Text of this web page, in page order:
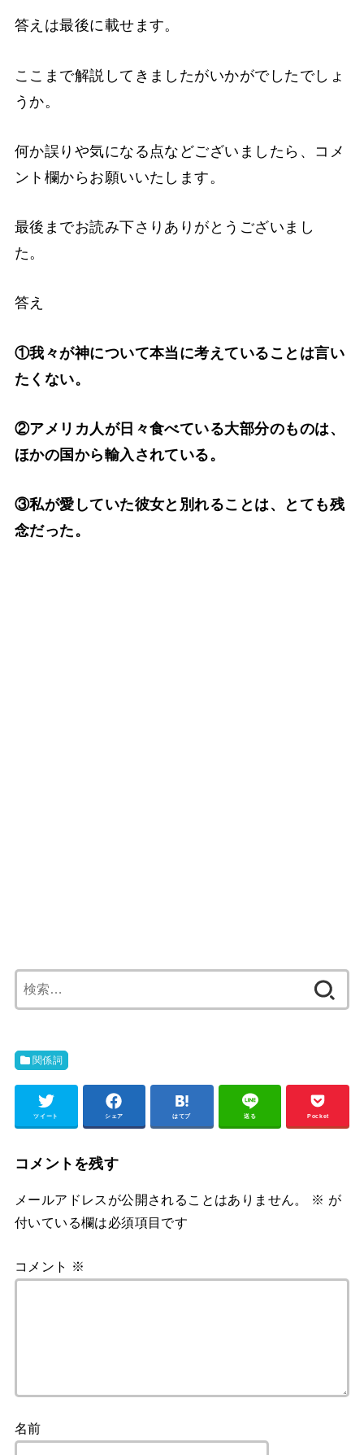
答えは最後に載せます。
ここまで解説してきましたがいかがでしたでしょ
うか。
何か誤りや気になる点などございましたら、コメ
ント欄からお願いいたします。
最後までお読み下さりありがとうございまし
た。
答え
①我々が神について本当に考えていることは言い
たくない。
②アメリカ人が日々食べている大部分のものは、
ほかの国から輸入されている。
③私が愛していた彼女と別れることは、とても残
念だった。
索:
関係詞
ツイート シェア はてブ 送る Pocket
コメントを残す
メールアドレスが公開されることはありません。 ※ が
付いている欄は必須項目です
コメント ※
名前